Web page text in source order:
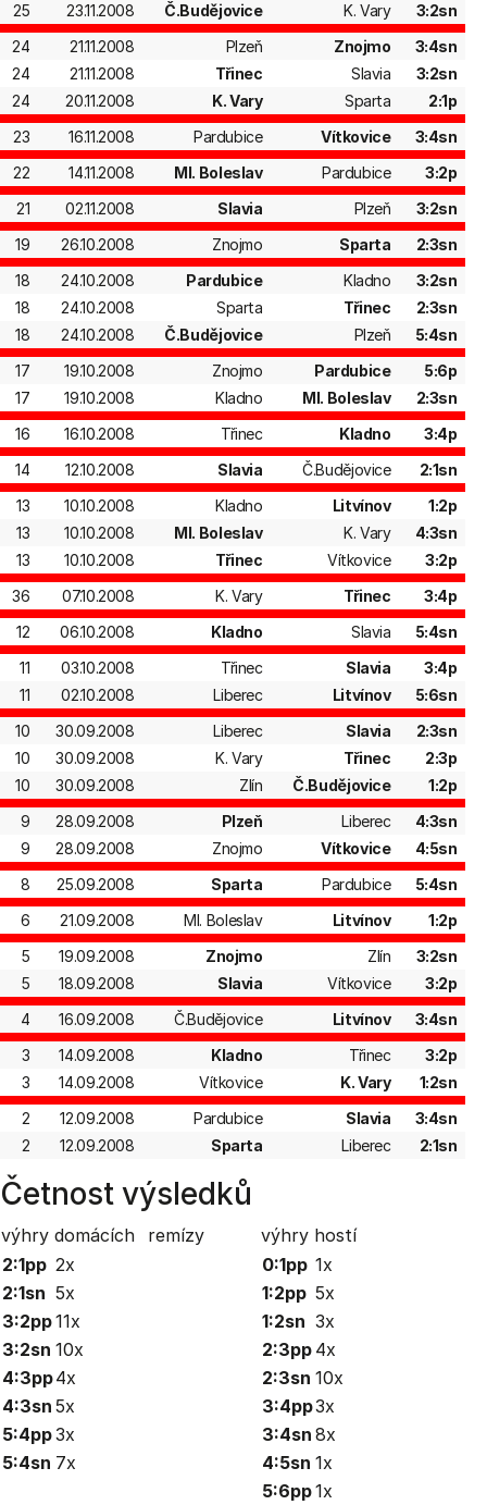
25
23.11.2008 Č.Budějovice K. Vary
3:2sn
24
21.11.2008 Plzeň Znojmo
3:4sn
24
21.11.2008 Třinec Slavia
3:2sn
24
20.11.2008 K. Vary Sparta
2:1p
23
16.11.2008 Pardubice Vítkovice
3:4sn
22
14.11.2008 Ml. Boleslav Pardubice
3:2p
21
02.11.2008 Slavia Plzeň
3:2sn
19
26.10.2008 Znojmo Sparta
2:3sn
18
24.10.2008 Pardubice Kladno
3:2sn
18
24.10.2008 Sparta Třinec
2:3sn
18
24.10.2008 Č.Budějovice Plzeň
5:4sn
17
19.10.2008 Znojmo Pardubice
5:6p
17
19.10.2008 Kladno Ml. Boleslav
2:3sn
16
16.10.2008 Třinec Kladno
3:4p
14
12.10.2008 Slavia Č.Budějovice
2:1sn
13
10.10.2008 Kladno Litvínov
1:2p
13
10.10.2008 Ml. Boleslav K. Vary
4:3sn
13
10.10.2008 Třinec Vítkovice
3:2p
36
07.10.2008 K. Vary Třinec
3:4p
12
06.10.2008 Kladno Slavia
5:4sn
11
03.10.2008 Třinec Slavia
3:4p
11
02.10.2008 Liberec Litvínov
5:6sn
10
30.09.2008 Liberec Slavia
2:3sn
10
30.09.2008 K. Vary Třinec
2:3p
10
30.09.2008 Zlín Č.Budějovice
1:2p
9
28.09.2008 Plzeň Liberec
4:3sn
9
28.09.2008 Znojmo Vítkovice
4:5sn
8
25.09.2008 Sparta Pardubice
5:4sn
6
21.09.2008 Ml. Boleslav Litvínov
1:2p
5
19.09.2008 Znojmo Zlín
3:2sn
5
18.09.2008 Slavia Vítkovice
3:2p
4
16.09.2008 Č.Budějovice Litvínov
3:4sn
3
14.09.2008 Kladno Třinec
3:2p
3
14.09.2008 Vítkovice K. Vary
1:2sn
2
12.09.2008 Pardubice Slavia
3:4sn
2
12.09.2008 Sparta Liberec 2:1sn
Četnost výsledků
výhry domácích remízy výhry hostí
2:1pp 2x
2:1sn 5x
3:2pp11x
3:2sn 10x
4:3pp4x
4:3sn 5x
5:4pp3x
5:4sn 7x
0:1pp 1x
1:2pp 5x
1:2sn 3x
2:3pp 4x
2:3sn 10x
3:4pp3x
3:4sn 8x
4:5sn 1x
5:6pp1x